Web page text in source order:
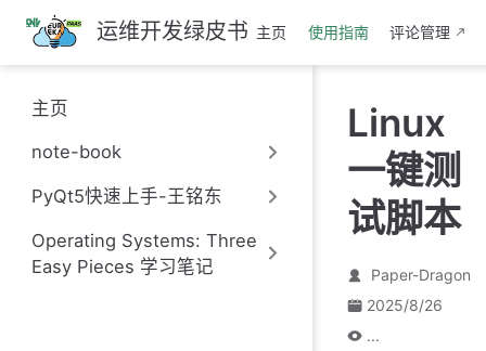
跳
至
主
要
內
运维开发绿皮书 主页 使用指南 评论管理
主页
note-book
PyQt5快速上手-王铭东
Operating Systems: Three
Easy Pieces 学习笔记
Linux
一键测
试脚本
Paper-Dragon
2025/8/26
...